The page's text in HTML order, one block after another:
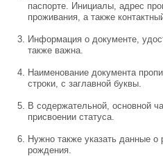
паспорте. Инициалы, адрес
проживания, а также
Информация о документе,
также важна.
Наименование документа
строки, с заглавной буквы.
В содержательной, основной
присвоении статуса.
Нужно также указать данные
рождения.